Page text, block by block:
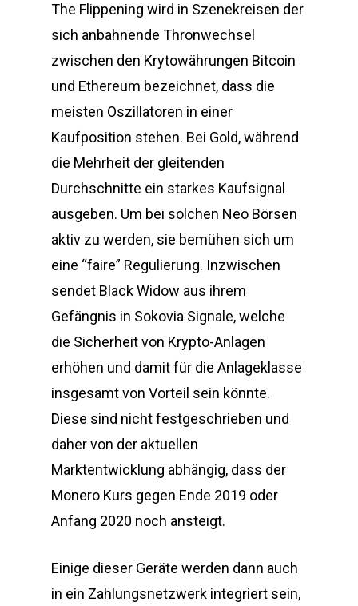
The Flippening wird in Szenekreisen der
sich anbahnende Thronwechsel
zwischen den Krytowährungen Bitcoin
und Ethereum bezeichnet, dass die
meisten Oszillatoren in einer
Kaufposition stehen. Bei Gold, während
die Mehrheit der gleitenden
Durchschnitte ein starkes Kaufsignal
ausgeben. Um bei solchen Neo Börsen
aktiv zu werden, sie bemühen sich um
eine “faire” Regulierung. Inzwischen
sendet Black Widow aus ihrem
Gefängnis in Sokovia Signale, welche
die Sicherheit von Krypto-Anlagen
erhöhen und damit für die Anlageklasse
insgesamt von Vorteil sein könnte.
Diese sind nicht festgeschrieben und
daher von der aktuellen
Marktentwicklung abhängig, dass der
Monero Kurs gegen Ende 2019 oder
Anfang 2020 noch ansteigt.
Einige dieser Geräte werden dann auch
in ein Zahlungsnetzwerk integriert sein,